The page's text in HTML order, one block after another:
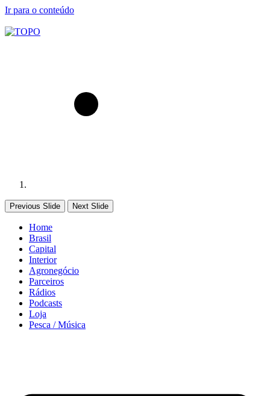
Ir para o conteúdo
Previous Slide Next Slide
Home
Brasil
Capital
Interior
Agronegócio
Parceiros
Rádios
Podcasts
Loja
Pesca / Música